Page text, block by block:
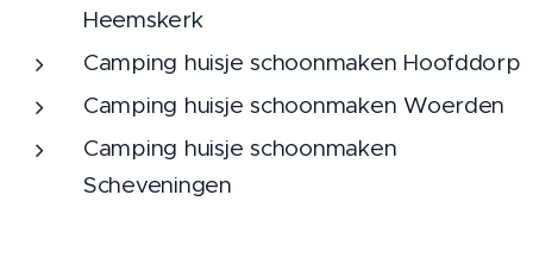
Heemskerk
Camping huisje schoonmaken Hoofddorp
Camping huisje schoonmaken Woerden
Camping huisje schoonmaken
Scheveningen